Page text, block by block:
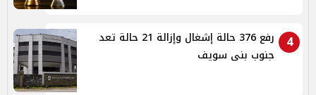
4
رفع 376 حالة إشغال وإزالة 21 حالة تعد
جنوب بنى سويف